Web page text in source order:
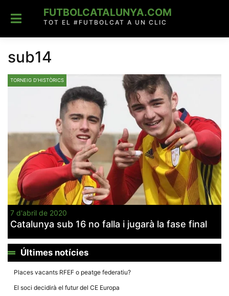
content
FUTBOLCATALUNYA.COM
TOT EL #FUTBOLCAT A UN CLIC
sub14
TORNEIG D’HISTÒRICS
7 d'abril de 2020
Catalunya sub 16 no falla i jugarà la fase final
Últimes notícies
Places vacants RFEF o peatge federatiu?
El soci decidirà el futur del CE Europa